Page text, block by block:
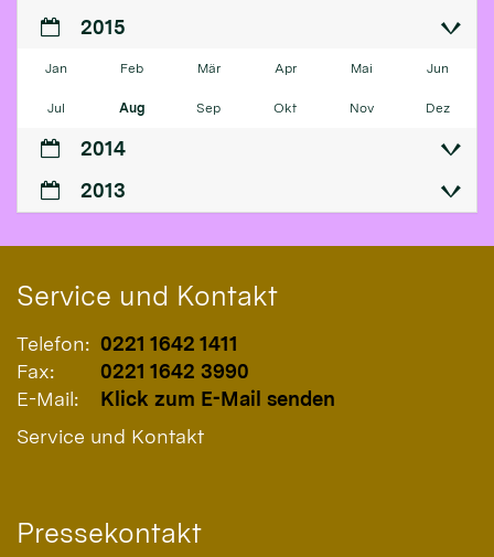
2015
Jan Feb Mär Apr Mai Jun
Jul Aug Sep Okt Nov Dez
2014
2013
Service und Kontakt
Telefon: 0221 1642 1411
Fax:
0221 1642 3990
E-Mail:
Klick zum E-Mail senden
Service und Kontakt
Pressekontakt